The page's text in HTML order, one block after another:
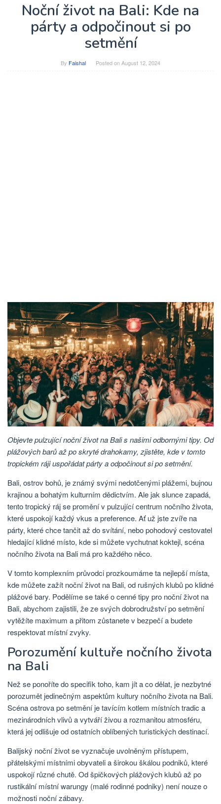
Noční život na Bali: Kde na
párty a odpočinout si po
setmění
By Faishal Posted onAugust 12, 2024
Objevte pulzující noční život na Bali s našimi odbornými tipy. Od
plážových barů až po skryté drahokamy, zjistěte, kde v tomto
tropickém ráji uspořádat párty a odpočinout si po setmění.
Bali, ostrov bohů, je známý svými nedotčenými plážemi, bujnou
krajinou a bohatým kulturním dědictvím. Ale jak slunce zapadá,
tento tropický ráj se promění v pulzující centrum nočního života,
které uspokojí každý vkus a preference. Ať už jste zvíře na
párty, které chce tančit až do svítání, nebo pohodový cestovatel
hledající klidné místo, kde si můžete vychutnat koktejl, scéna
nočního života na Bali má pro každého něco.
V tomto komplexním průvodci prozkoumáme ta nejlepší místa,
kde můžete zažít noční život na Bali, od rušných klubů po klidné
plážové bary. Podělíme se také o cenné tipy pro noční život na
Bali, abychom zajistili, že ze svých dobrodružství po setmění
vytěžíte maximum a přitom zůstanete v bezpečí a budete
respektovat místní zvyky.
Porozumění kultuře nočního života
na Bali
Než se ponoříte do specifik toho, kam jít a co dělat, je nezbytné
porozumět jedinečným aspektům kultury nočního života na Bali.
Scéna ostrova po setmění je tavícím kotlem místních tradic a
mezinárodních vlivů a vytváří živou a rozmanitou atmosféru,
která jej odlišuje od ostatních oblíbených turistických destinací.
Balijský noční život se vyznačuje uvolněným přístupem,
přátelskými místními obyvateli a širokou škálou podniků, které
uspokojí různé chutě. Od špičkových plážových klubů až po
rustikální místní warungy (malé rodinné podniky) není nouze o
možnosti noční zábavy.